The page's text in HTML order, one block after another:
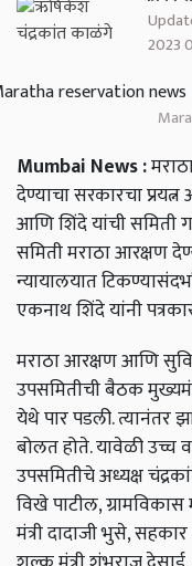
2023
Mumbai News :
देण्याचा सरकारचा
आणि शिंदे यांची समिती
समिती मराठा आरक्षण
न्यायालयात
एकनाथ शिंदे यांनी
मराठा आरक्षण आणि
उपसमितीची बैठक
येथे पार पडली. त्यानंतर
बोलत होते. यावेळी उच्च व
उपसमितीचे अध्यक्ष
विखे पाटील,
मंत्री दादाजी भुसे,